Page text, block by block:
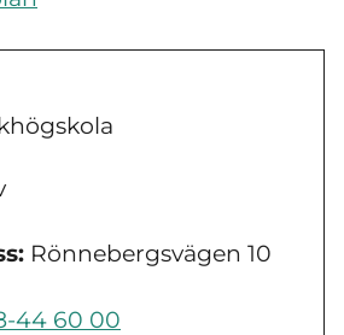
Rönnebergsvägen 10
44 60 00